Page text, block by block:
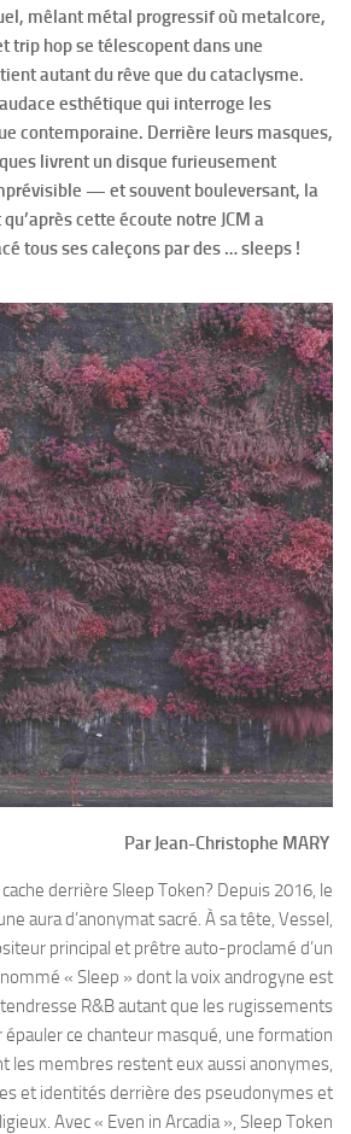
mêlant métal progressif où metalcore,
trip hop se télescopent dans une
autant du rêve que du cataclysme.
esthétique qui interroge les
contemporaine. Derrière leurs masques,
livrent un disque furieusement
— et souvent bouleversant, la
cette écoute notre JCM a
tous ses caleçons par des … sleeps !
Par Jean-Christophe MARY
derrière Sleep Token? Depuis 2016, le
aura d’anonymat sacré. À sa tête, Vessel,
principal et prêtre auto-proclamé d’un
« Sleep » dont la voix androgyne est
tendresse R&B autant que les rugissements
ce chanteur masqué, une formation
les membres restent eux aussi anonymes,
et identités derrière des pseudonymes et
Avec « Even in Arcadia », Sleep Token